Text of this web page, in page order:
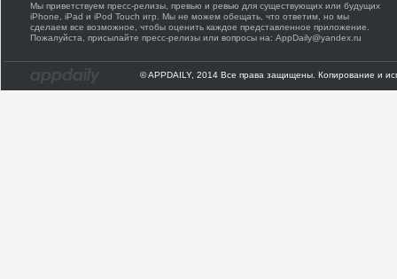
Мы приветствуем пресс-релизы, превью и ревью для существующих или будущих
iPhone, iPad и iPod Touch игр. Мы не можем обещать, что ответим, но мы
сделаем все возможное, чтобы оценить каждое представленное приложение.
Пожалуйста, присылайте пресс-релизы или вопросы на: AppDaily@yandex.ru
© APPDAILY, 2014 Все права защищены. Копирование и